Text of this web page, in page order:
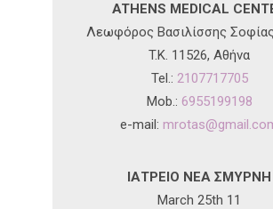
ATHENS MEDICAL
Λεωφόρος Βασιλίσσης
T.K. 11526, Αθήνα
Tel.: 2107717705
Mob.: 6955199198
e-mail:
ΙΑΤΡΕΙΟ ΝΕΑ ΣΜΥΡΝΗ
March 25th 11